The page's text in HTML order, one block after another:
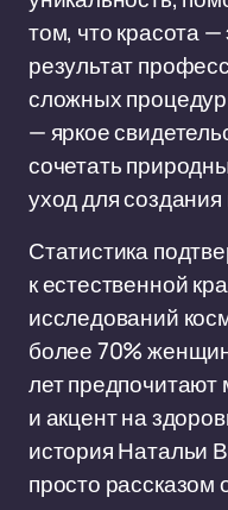
том, что красота
результат
сложных
— яркое
сочетать
уход для
Статистика
к естественной
исследований
более 70%
лет
и акцент на
история Натальи
просто рассказом